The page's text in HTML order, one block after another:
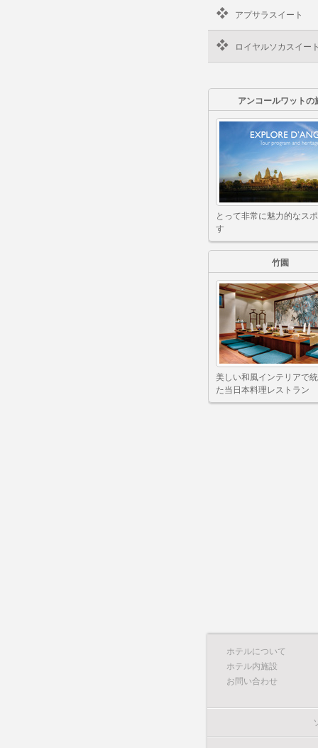
アプサラスイート
ロイヤルソカスイー
アンコールワットの
とって非常に魅力的なス
す
竹園
美しい和風インテリアで
た当日本料理レストラン
ホテルについて
ホテル内施設
お問い合わせ